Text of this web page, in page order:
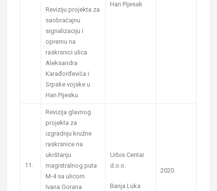
Reviziju projekta za
saobraćajnu
signalizaciju i
opremu na
raskrsnici ulica
Aleksandra
Karađorđevića i
Srpske vojske u
Han Pijesku
Han Pijesak
11.
Revizija glavnog
projekta za
izgradnju kružne
raskrsnice na
ukrštanju
magistralnog puta
M-4 sa ulicom
Ivana Gorana
Urbis Centar
d.o.o.
Banja Luka
2020.